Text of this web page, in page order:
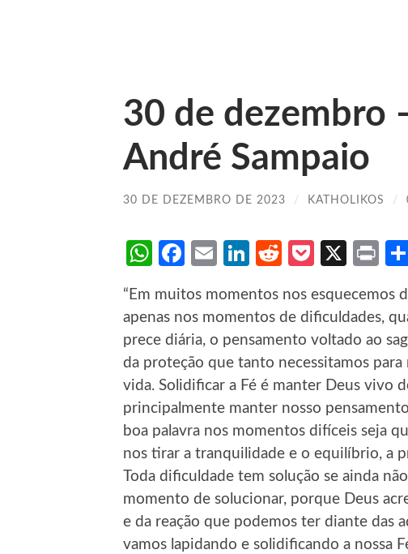
30 de dezembro
André Sampaio
30 DE DEZEMBRO DE 2023 / KATHOLIKOS /
WhatsApp
Facebook
EmailLinkedIn
RedditPocket
X
“Em muitos momentos nos esquecemos
apenas nos momentos de dificuldades,
prece diária, o pensamento voltado ao
da proteção que tanto necessitamos
vida. Solidificar a Fé é manter Deus vivo
principalmente manter nosso
boa palavra nos momentos difíceis seja
nos tirar a tranquilidade e o equilíbrio, a
Toda dificuldade tem solução se ainda
momento de solucionar, porque Deus
e da reação que podemos ter diante das
vamos lapidando e solidificando a nossa